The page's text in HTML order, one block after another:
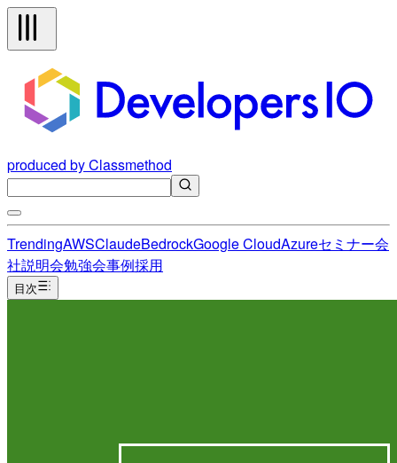
produced by Classmethod
TrendingAWSClaudeBedrockGoogle CloudAzureセミナー会
社説明会勉強会事例採用
目次